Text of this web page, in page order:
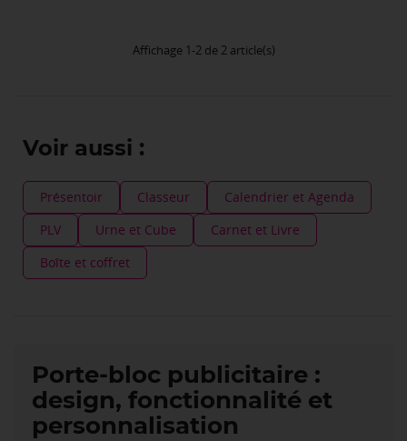
Affichage 1-2 de 2 article(s)
Voir aussi :
Présentoir Classeur
Calendrier et Agenda
PLV
Urne et Cube
Carnet et Livre
Boîte et coffret
Porte-bloc publicitaire :
design, fonctionnalité et
personnalisation